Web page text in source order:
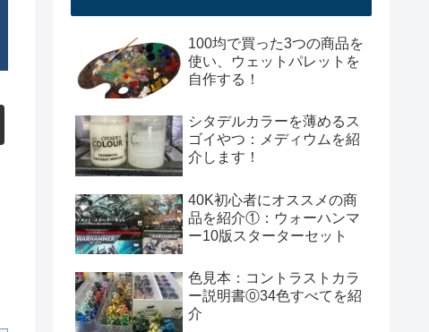
100均で買った3つの商品を
使い、ウェットパレットを
自作する！
シタデルカラーを薄めるス
ゴイやつ：メディウムを紹
介します！
40K初心者にオススメの商
品を紹介①：ウォーハンマ
ー10版スターターセット
色見本：コントラストカラ
ー説明書⓪34色すべてを紹
介